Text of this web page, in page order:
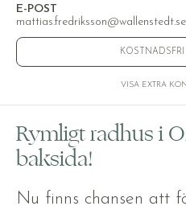
E-POST
mattias.fredriksson@wallenstedt.se
VISA EXTRA
Rymligt radhus i
baksida!
Nu finns chansen att